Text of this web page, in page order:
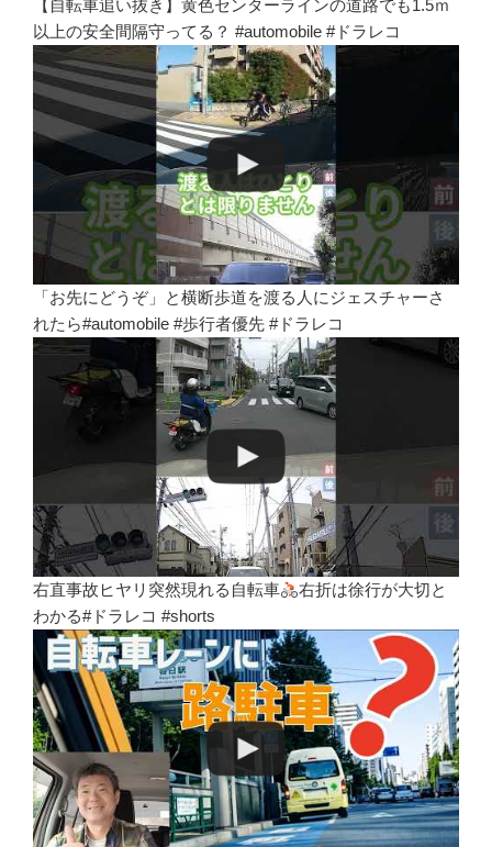
【自転車追い抜き】黄色センターラインの道路でも1.5ｍ
以上の安全間隔守ってる？ #automobile #ドラレコ
「お先にどうぞ」と横断歩道を渡る人にジェスチャーさ
れたら#automobile #歩行者優先 #ドラレコ
右直事故ヒヤリ突然現れる自転車
右折は徐行が大切と
わかる#ドラレコ #shorts